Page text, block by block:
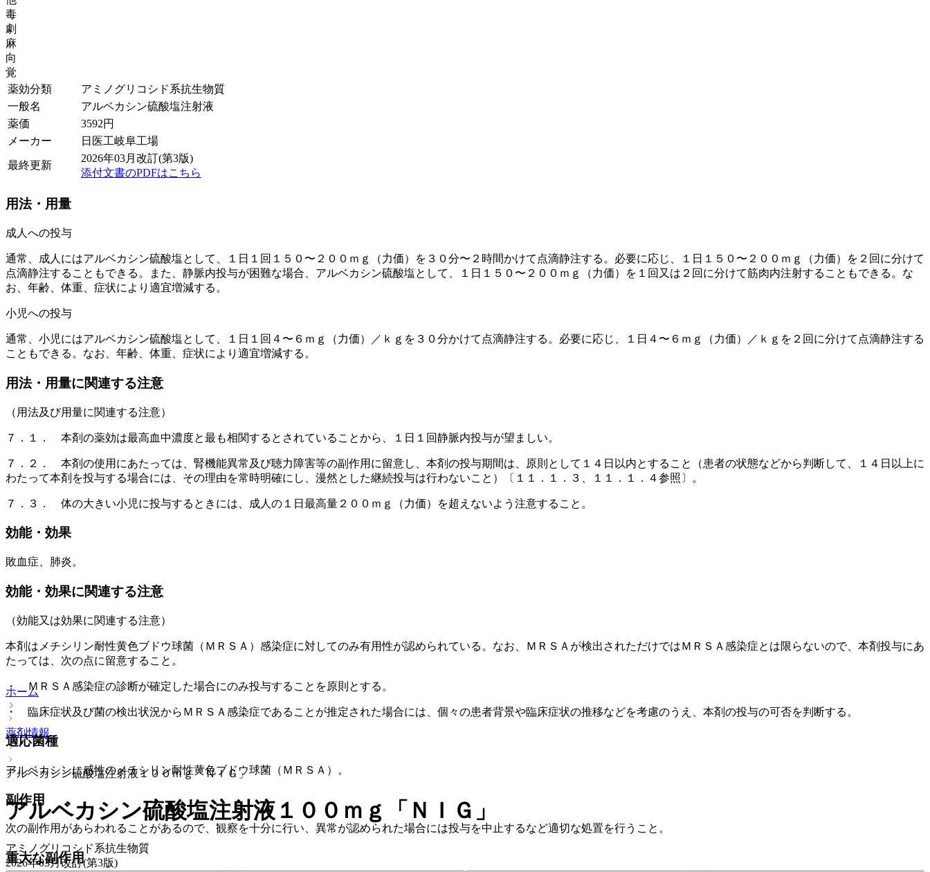
毒
劇
麻
向
覚
薬効分類
アミノグリコシド系抗生物質
一般名
アルベカシン硫酸塩注射液
薬価
3592円
メーカー
日医工岐阜工場
最終更新
2026年03月改訂(第3版)
添付文書のPDFはこちら
用法・用量
成人への投与
通常、成人にはアルベカシン硫酸塩として、１日１回１５０〜２００ｍｇ（力価）を３０分〜２時間かけて点滴静注する。必要に応じ、１日１５０〜２００ｍｇ（力価）を２回に分けて
点滴静注することもできる。また、静脈内投与が困難な場合、アルベカシン硫酸塩として、１日１５０〜２００ｍｇ（力価）を１回又は２回に分けて筋肉内注射することもできる。な
お、年齢、体重、症状により適宜増減する。
小児への投与
通常、小児にはアルベカシン硫酸塩として、１日１回４〜６ｍｇ（力価）／ｋｇを３０分かけて点滴静注する。必要に応じ、１日４〜６ｍｇ（力価）／ｋｇを２回に分けて点滴静注する
こともできる。なお、年齢、体重、症状により適宜増減する。
用法・用量に関連する注意
（用法及び用量に関連する注意）
７．１． 本剤の薬効は最高血中濃度と最も相関するとされていることから、１日１回静脈内投与が望ましい。
７．２． 本剤の使用にあたっては、腎機能異常及び聴力障害等の副作用に留意し、本剤の投与期間は、原則として１４日以内とすること（患者の状態などから判断して、１４日以上に
わたって本剤を投与する場合には、その理由を常時明確にし、漫然とした継続投与は行わないこと）〔１１．１．３、１１．１．４参照〕。
７．３． 体の大きい小児に投与するときには、成人の１日最高量２００ｍｇ（力価）を超えないよう注意すること。
効能・効果
敗血症、肺炎。
効能・効果に関連する注意
（効能又は効果に関連する注意）
本剤はメチシリン耐性黄色ブドウ球菌（ＭＲＳＡ）感染症に対してのみ有用性が認められている。なお、ＭＲＳＡが検出されただけではＭＲＳＡ感染症とは限らないので、本剤投与にあ
たっては、次の点に留意すること。
・ ＭＲＳＡ感染症の診断が確定した場合にのみ投与することを原則とする。
・ 臨床症状及び菌の検出状況からＭＲＳＡ感染症であることが推定された場合には、個々の患者背景や臨床症状の推移などを考慮のうえ、本剤の投与の可否を判断する。
適応菌種
アルベカシンに感性のメチシリン耐性黄色ブドウ球菌（ＭＲＳＡ）。
副作用
次の副作用があらわれることがあるので、観察を十分に行い、異常が認められた場合には投与を中止するなど適切な処置を行うこと。
重大な副作用
ホーム
薬剤情報
アルベカシン硫酸塩注射液１００ｍｇ「ＮＩＧ」
アルベカシン硫酸塩注射液１００ｍｇ「ＮＩＧ」
アミノグリコシド系抗生物質
2026年03月改訂(第3版)